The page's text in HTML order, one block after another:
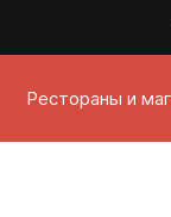
Рестораны и